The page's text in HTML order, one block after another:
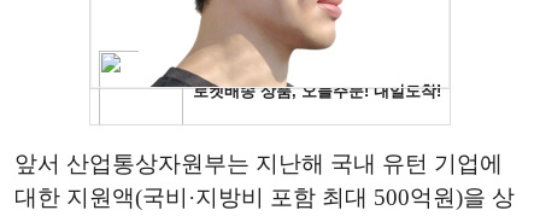
앞서 산업통상자원부는 지난해 국내 유턴 기업에
대한 지원액(국비·지방비 포함 최대 500억원)을 상